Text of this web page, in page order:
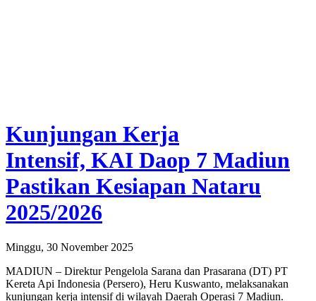
Kunjungan Kerja
Intensif, KAI Daop 7 Madiun
Pastikan Kesiapan Nataru
2025/2026
Minggu, 30 November 2025
MADIUN – Direktur Pengelola Sarana dan Prasarana (DT) PT
Kereta Api Indonesia (Persero), Heru Kuswanto, melaksanakan
kunjungan kerja intensif di wilayah Daerah Operasi 7 Madiun.